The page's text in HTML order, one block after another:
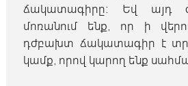
ճակատագիրը։ Եվ այդ
մոռանում ենք, որ ի
դժբախտ ճակատագիր է
կամք, որով կարող ենք